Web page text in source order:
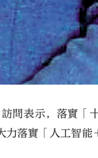
問表示，落實「
落實「人工智能